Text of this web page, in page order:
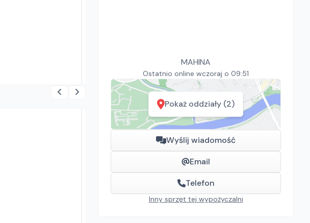
MAHINA
Ostatnio online wczoraj o 09:51
Pokaż oddziały (2)
Wyślij wiadomość
Email
Telefon
Inny sprzęt tej wypożyczalni
Dostępność aktualizowana na żywo
Glebogryzarka Stihl MH700